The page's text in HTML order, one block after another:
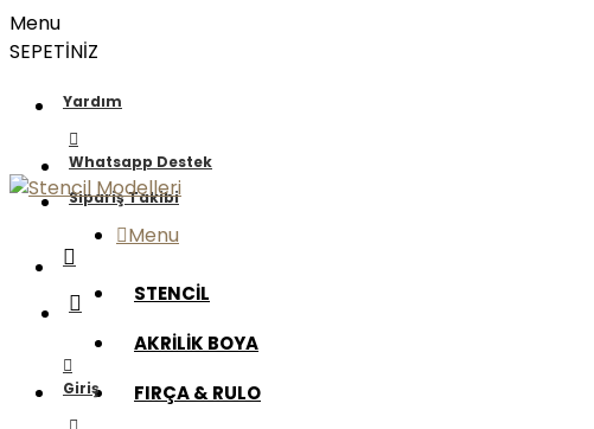
Menu
SEPETİNİZ
Yardım
Whatsapp Destek
Sipariş Takibi
Menu
STENCİL
AKRİLİK BOYA
FIRÇA & RULO
Giriş